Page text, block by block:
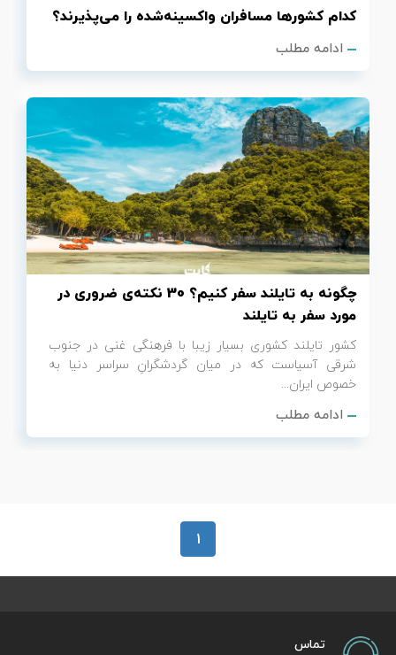
کدام کشورها مسافران واکسینه‌شده را می‌پذیرند؟
ادامه مطلب
چگونه به تایلند سفر کنیم؟ 30 نکته‌ی ضروری در
مورد سفر به تایلند
کشور تایلند کشوری بسیار زیبا با فرهنگی غنی در جنوب
شرقی آسیاست که در میان گردشگرانِ سراسر دنیا به
خصوص ایران...
ادامه مطلب
1
تماس